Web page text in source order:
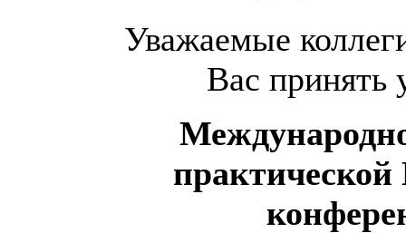
Уважаемые
Вас принять
практической